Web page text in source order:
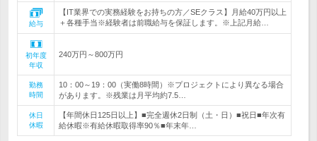
給与
【IT業界での実務経験をお持ちの方／SEクラス】月給40万円以上
＋各種手当※経験者は前職給与を保証します。※上記月給…
初年度
年収
240万円～800万円
勤務
時間
10：00～19：00（実働8時間）※プロジェクトにより異なる場合
があります。※残業は月平均約7.5…
休日
休暇
【年間休日125日以上】■完全週休2日制（土・日）■祝日■年次有
給休暇※有給休暇取得率90％■年末年…